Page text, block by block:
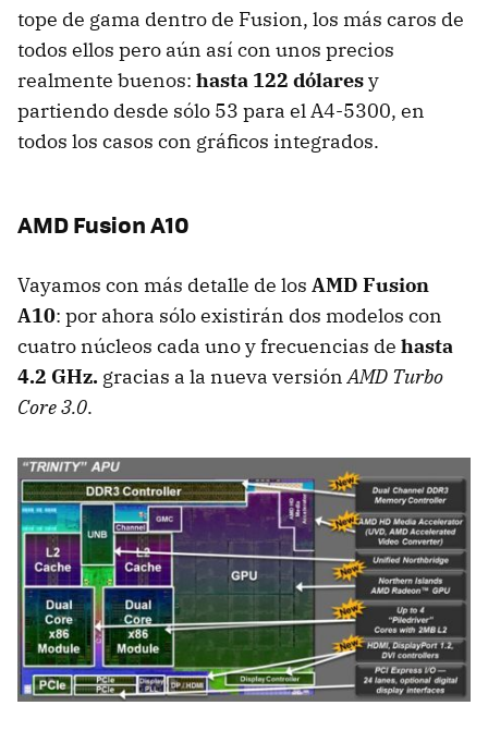
tope de gama dentro de Fusion, los más caros de
todos ellos pero aún así con unos precios
realmente buenos: hasta 122 dólaresy
partiendo desde sólo 53 para el A4-5300, en
todos los casos con gráficos integrados.
AMDFusion A10
Vayamos con más detalle de los AMD Fusion
A10: por ahora sólo existirán dos modelos con
cuatro núcleos cada uno y frecuencias de hasta
4.2 GHz. gracias a la nueva versiónAMD Turbo
Core 3.0.